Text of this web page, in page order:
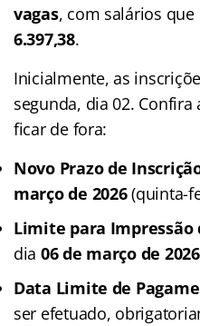
vagas, com salários
6.397,38.
Inicialmente, as
segunda, dia 02.
ficar de fora:
Novo Prazo de
março de 2026(quinta-
Limite para Impressão
dia 06 de março de 2026
Data Limite de
ser efetuado,